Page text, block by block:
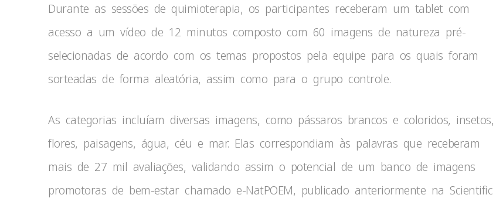
Durante as sessões de quimioterapia, os participantes receberam um tablet com
acesso a um vídeo de 12 minutos composto com 60 imagens de natureza pré-
selecionadas de acordo com os temas propostos pela equipe para os quais foram
sorteadas de forma aleatória, assim como para o grupo controle.
As categorias incluíam diversas imagens, como pássaros brancos e coloridos, insetos,
flores, paisagens, água, céu e mar. Elas correspondiam às palavras que receberam
mais de 27 mil avaliações, validando assim o potencial de um banco de imagens
promotoras de bem-estar chamado e-NatPOEM, publicado anteriormente na Scientific